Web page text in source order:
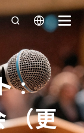
:
（更